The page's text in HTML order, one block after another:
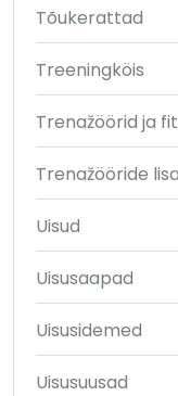
Tõukerattad
Treeningköis
Trenažöörid ja
Trenažööride
Uisud
Uisusaapad
Uisusidemed
Uisusuusad